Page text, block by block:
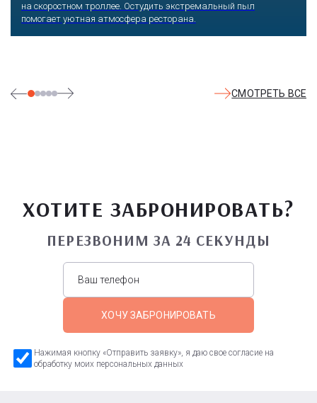
уличные тренажеры.
СМОТРЕТЬ ВСЕ
ХОТИТЕ ЗАБРОНИРОВАТЬ?
ПЕРЕЗВОНИМ ЗА 24 СЕКУНДЫ
ХОЧУ ЗАБРОНИРОВАТЬ
Нажимая кнопку «Отправить заявку», я даю свое согласие на
обработку моих персональных данных